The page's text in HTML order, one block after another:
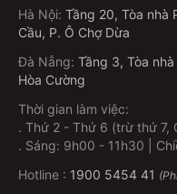
Hà Nội: Tầng 20, Tòa nhà
Cầu, P. Ô Chợ Dừa
Đà Nẵng: Tầng 3, Tòa
Hòa Cường
Thời gian làm việc:
. Thứ 2 - Thứ 6 (trừ thứ 7,
. Sáng: 9h00 - 11h30 |
Hotline : 1900 5454 41